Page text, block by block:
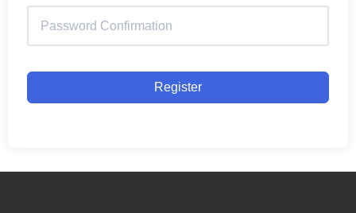
Register